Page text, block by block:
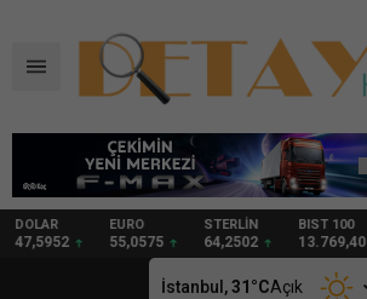
DOLAR
47,5952
EURO
55,0575
STERLİN
64,2502
BIST 100
13.769,40
İstanbul,31 °CAçık